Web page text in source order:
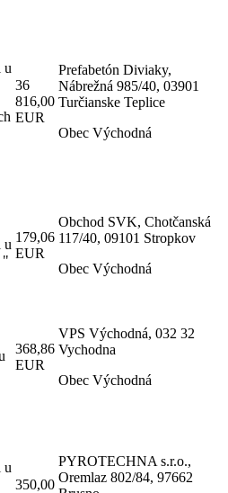
u
36
816,00
EUR
Prefabetón Diviaky,
Nábrežná 985/40, 03901
Turčianske Teplice
Obec Východná
u
"
179,06
EUR
Obchod SVK, Chotčanská
117/40, 09101 Stropkov
Obec Východná
368,86
EUR
VPS Východná, 032 32
Vychodna
Obec Východná
u
350,00
PYROTECHNA s.r.o.,
Oremlaz 802/84, 97662